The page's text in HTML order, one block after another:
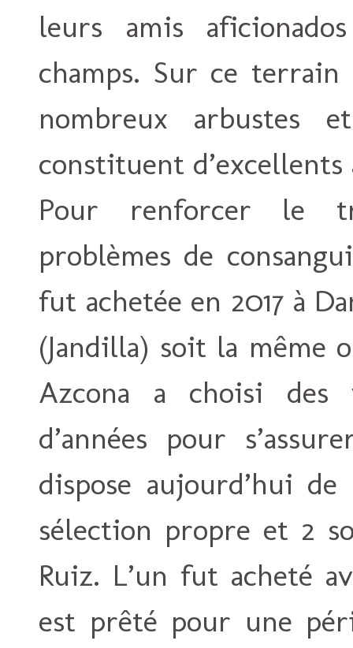
leurs amis
champs. Sur ce terrain
nombreux arbustes
constituent
Pour renforcer le
problèmes de
fut achetée en 2017 à
(Jandilla) soit la même
Azcona a choisi des
d’années pour
dispose aujourd’hui
sélection propre et 2
Ruiz. L’un fut acheté
est prêté pour une